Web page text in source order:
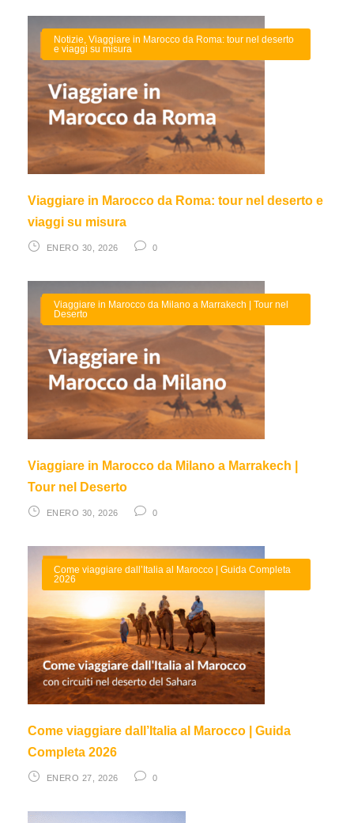
Notizie Viaggiare in Marocco da Roma: tour nel deserto
e viaggi su misura
Viaggiare in Marocco da Roma: tour nel deserto e
viaggi su misura
ENERO 30, 2026 0
Viaggiare in Marocco da Milano a Marrakech | Tour nel
Deserto
Viaggiare in Marocco da Milano a Marrakech |
Tour nel Deserto
ENERO 30, 2026 0
Come viaggiare dall’Italia al Marocco | Guida Completa
2026
Come viaggiare dall’Italia al Marocco | Guida
Completa 2026
ENERO 27, 2026 0